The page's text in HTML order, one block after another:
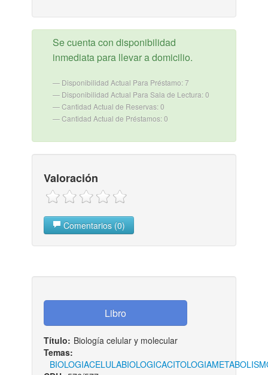
Se cuenta con disponibilidad
inmediata para llevar a domicilio.
Disponibilidad Actual Para Préstamo: 7
Disponibilidad Actual Para Sala de Lectura: 0
Cantidad Actual de Reservas: 0
Cantidad Actual de Préstamos: 0
Valoración
Comentarios (0)
Título: Biología celular y molecular
Temas:
BIOLOGIACELULABIOLOGICACITOLOGIA